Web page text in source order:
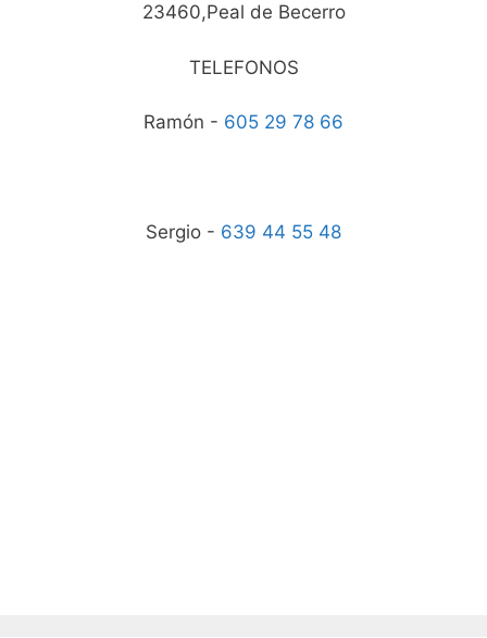
23460,Peal de Becerro
TELEFONOS
Ramón - 605 29 78 66
Sergio - 639 44 55 48